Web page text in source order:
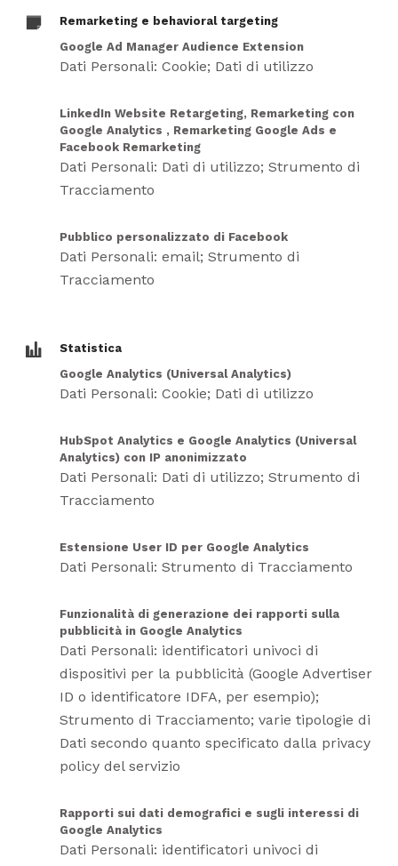
Remarketing e behavioral targeting
Google Ad Manager Audience Extension
Dati Personali: Cookie; Dati di utilizzo
LinkedIn Website Retargeting, Remarketing con
Google Analytics , Remarketing Google Ads e
Facebook Remarketing
Dati Personali: Dati di utilizzo; Strumento di
Tracciamento
Pubblico personalizzato di Facebook
Dati Personali: email; Strumento di
Tracciamento
Statistica
Google Analytics (Universal Analytics)
Dati Personali: Cookie; Dati di utilizzo
HubSpot Analytics e Google Analytics (Universal
Analytics) con IP anonimizzato
Dati Personali: Dati di utilizzo; Strumento di
Tracciamento
Estensione User ID per Google Analytics
Dati Personali: Strumento di Tracciamento
Funzionalità di generazione dei rapporti sulla
pubblicità in Google Analytics
Dati Personali: identificatori univoci di
dispositivi per la pubblicità (Google Advertiser
ID o identificatore IDFA, per esempio);
Strumento di Tracciamento; varie tipologie di
Dati secondo quanto specificato dalla privacy
policy del servizio
Rapporti sui dati demografici e sugli interessi di
Google Analytics
Dati Personali: identificatori univoci di